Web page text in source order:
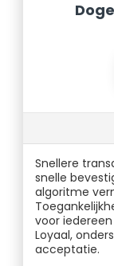
Snellere
snelle
algoritme
voor
Loyaal,
acceptatie.